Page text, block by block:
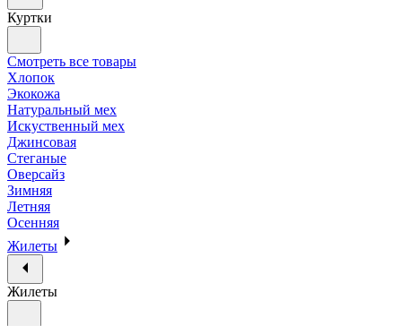
Куртки
Смотреть все товары
Хлопок
Экокожа
Натуральный мех
Искуственный мех
Джинсовая
Стеганые
Оверсайз
Зимняя
Летняя
Осенняя
Жилеты
Жилеты